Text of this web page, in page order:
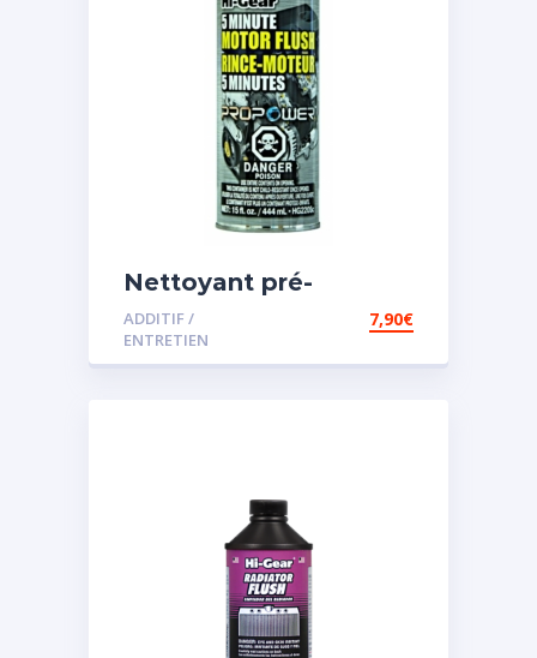
Nettoyant pré-
vidange
ADDITIF /
ENTRETIEN
7,90€